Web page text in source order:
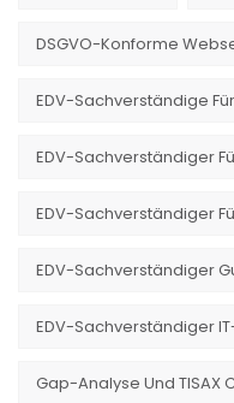
DSGVO-Konforme
EDV-Sachverständige
EDV-Sachverständiger
EDV-Sachverständiger
EDV-Sachverständiger
EDV-Sachverständiger
Gap-Analyse Und TISAX